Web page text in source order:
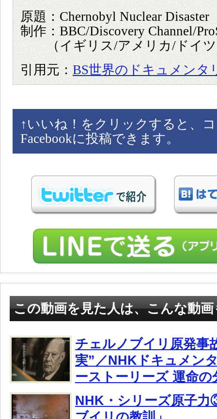
原題：Chernobyl Nuclear Disaster
制作：BBC/Discovery Channel/
（イギリス/アメリカ/ドイツ
引用元： BS世界のドキュメンタ
↑ いいね！をクリックすると、
Facebookに投稿できます。
この動画を見た人は、こんな動
チェルノブイリ原発事
実”／NHKドキュメン
ーストーリーズ 運命の
NHK・シリーズ原子